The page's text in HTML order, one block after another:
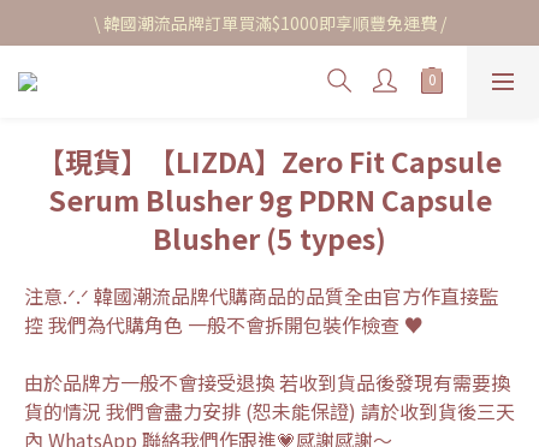
\ 韓國潮流品牌訂單買滿$1000即享順豐免運費 /
【現貨】【LIZDA】Zero Fit Capsule
Serum Blusher 9g PDRN Capsule
Blusher (5 types)
注意.ᐟ.ᐟ 韓國潮流品牌代購商品的品質全由官方作直接監
控 我們為代購角色 一般不會拆開包裝作檢查 ♥
由於品牌方一般不會接受退換 若收到貨品後發現有需要換
貨的情況 我們會盡力安排 (恕未能保證) 請於收到貨後三天
內 WhatsApp 聯絡我們作跟進💗感謝感謝～